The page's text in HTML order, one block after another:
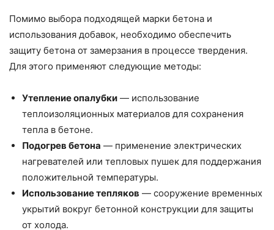
Помимо выбора подходящей марки бетона и
использования добавок, необходимо обеспечить
защиту бетона от замерзания в процессе твердения.
Для этого применяют следующие методы:
Утепление опалубки — использование
теплоизоляционных материалов для сохранения
тепла в бетоне.
Подогрев бетона — применение электрических
нагревателей или тепловых пушек для поддержания
положительной температуры.
Использование тепляков — сооружение временных
укрытий вокруг бетонной конструкции для защиты
от холода.